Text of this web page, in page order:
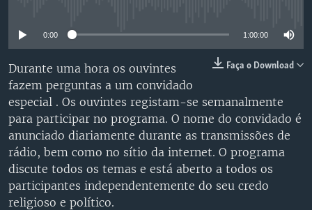
0:00 1:00:00
Faça o Download
Durante uma hora os ouvintes
fazem perguntas a um convidado
especial . Os ouvintes registam-se semanalmente
para participar no programa. O nome do convidado é
anunciado diariamente durante as transmissões de
rádio, bem como no sítio da internet. O programa
discute todos os temas e está aberto a todos os
participantes independentemente do seu credo
religioso e político.